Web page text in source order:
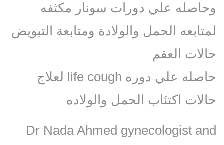
وحاصله علي دورات سونار مكثفه
لمتابعه الحمل والولادة ومتابعة التبويض
حالات العقم
حاصله علي دوره life cough لعلاج
حالات اكتئاب الحمل والولاده
Dr Nada Ahmed gynecologist and